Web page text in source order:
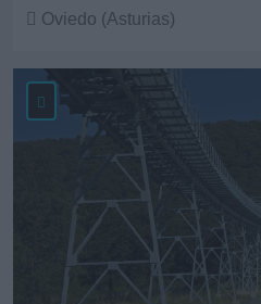
Oviedo (Asturias)